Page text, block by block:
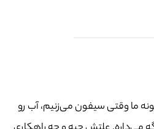
ما وقتی سیفون می‌زنیم، آب رو